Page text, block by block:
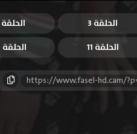
الحلقة 3 الحلقة 4
الحلقة 11 الحلقة 12
https://www.fasel-hd.cam/